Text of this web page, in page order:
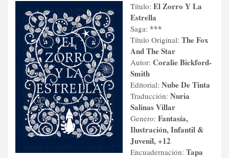
Título: El Zorro Y La
Estrella
Saga: ***
Título Original: The Fox
And The Star
Autor: Coralie Bickford-
Smith
Editorial: Nube De Tinta
Traducción: Nuria
Salinas Villar
Genero: Fantasía,
Ilustración, Infantil &
Juvenil, +12
Encuadernación: Tapa